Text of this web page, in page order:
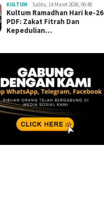
KULTUM Sabtu, 14 Maret 2026, 06:48
Kultum Ramadhan Hari ke-26
PDF: Zakat Fitrah Dan
Kepedulian…